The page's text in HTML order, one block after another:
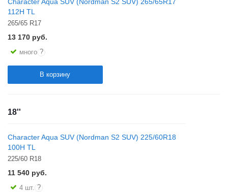
112H TL
265/65 R17
13 170 руб.
много ?
В корзину
18''
Character Aqua SUV (Nordman S2 SUV) 225/60R18
100H TL
225/60 R18
11 540 руб.
4 шт. ?